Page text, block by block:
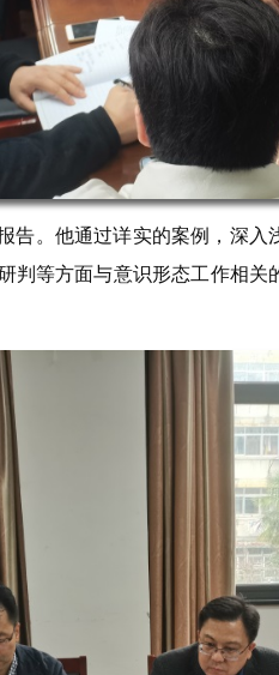
告。他通过详实的案例，深
判等方面与意识形态工作相